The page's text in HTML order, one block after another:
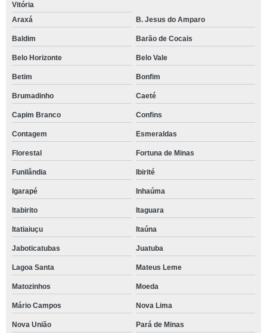
Vitória
Araxá
B. Jesus do Amparo
Baldim Barão de Cocais
Belo Horizonte Belo Vale
Betim Bonfim
Brumadinho Caeté
Capim Branco Confins
Contagem Esmeraldas
Florestal Fortuna de Minas
Funilândia Ibirité
Igarapé Inhaúma
Itabirito Itaguara
Itatiaiuçu Itaúna
Jaboticatubas Juatuba
Lagoa Santa Mateus Leme
Matozinhos Moeda
Mário Campos Nova Lima
Nova União Pará de Minas